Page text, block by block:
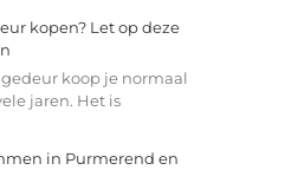
kopen? Let op deze
koop je normaal
jaren. Het is
in Purmerend en